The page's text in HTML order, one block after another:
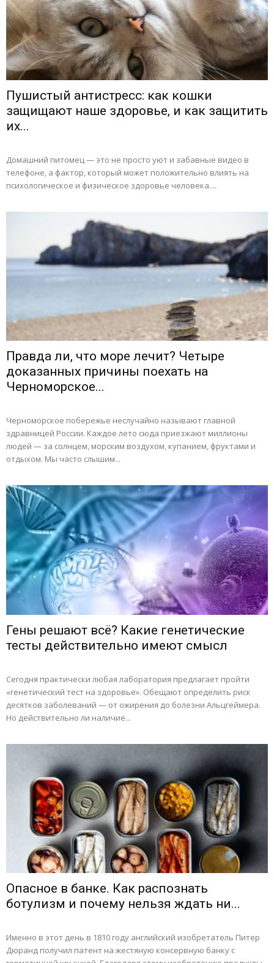
Пушистый антистресс: как кошки
защищают наше здоровье, и как защитить
их...
Домашний питомец — это не просто уют и забавные видео в
телефоне, а фактор, который может положительно влиять на
психологическое и физическое здоровье человека....
Правда ли, что море лечит? Четыре
доказанных причины поехать на
Черноморское...
Черноморское побережье неслучайно называют главной
здравницей России. Каждое лето сюда приезжают миллионы
людей — за солнцем, морским воздухом, купанием, фруктами и
отдыхом. Мы часто слышим...
Гены решают всё? Какие генетические
тесты действительно имеют смысл
Сегодня практически любая лаборатория предлагает пройти
«генетический тест на здоровье». Обещают определить риск
десятков заболеваний — от ожирения до болезни Альцгеймера.
Но действительно ли наличие...
Опасное в банке. Как распознать
ботулизм и почему нельзя ждать ни...
Именно в этот день в 1810 году английский изобретатель Питер
Дюранд получил патент на жестяную консервную банку с